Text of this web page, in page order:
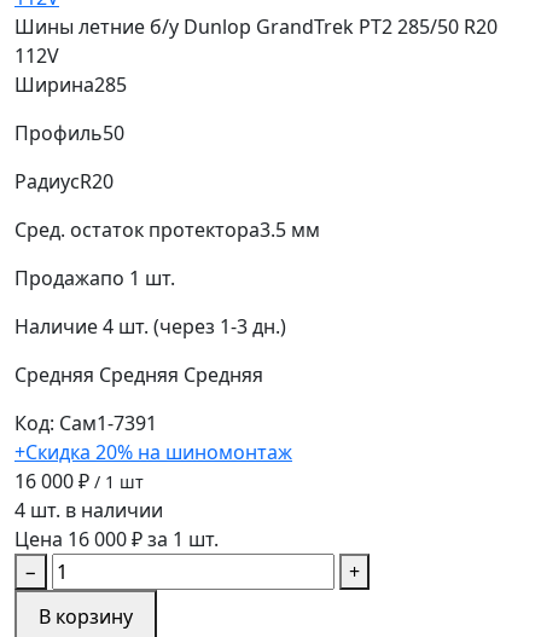
Шины летние б/у Dunlop GrandTrek PT2 285/50 R20
112V
Ширина285
Профиль50
РадиусR20
Сред. остаток протектора3.5 мм
Продажапо 1 шт.
Наличие4 шт. (через 1-3 дн.)
Средняя Средняя Средняя
Код: Сам1-7391
+Скидка 20% на шиномонтаж
16 000 ₽ / 1 шт
4 шт. в наличии
Цена 16 000 ₽ за 1 шт.
−
+
В корзину